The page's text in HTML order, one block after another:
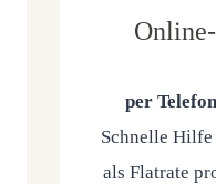
Online-
per
Schnel­le
als Flat­rate